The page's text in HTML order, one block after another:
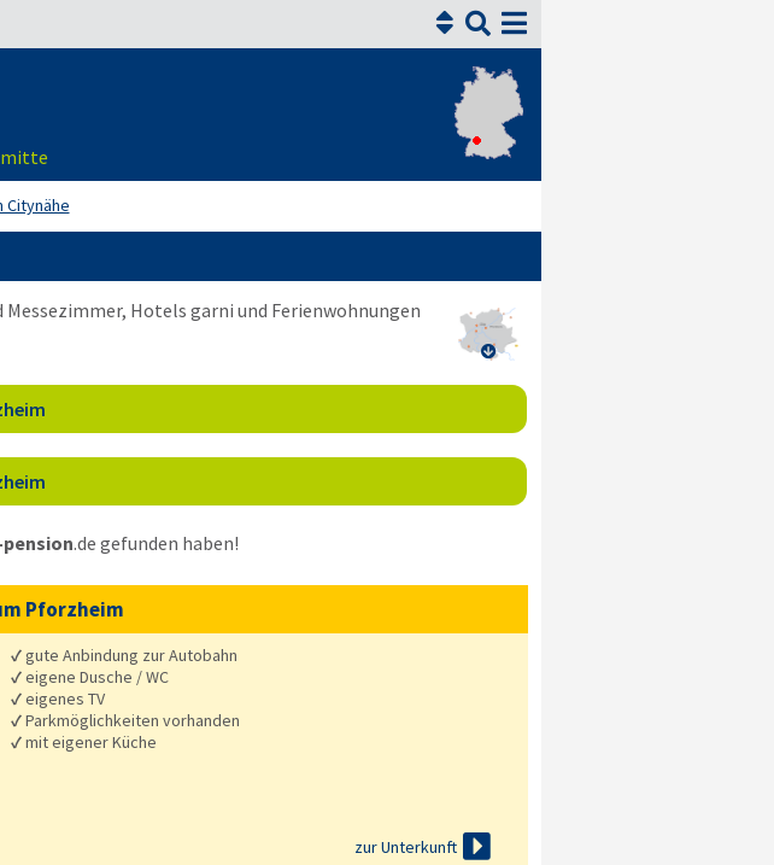


Citynähe

Hotels garni und Ferienwohnungen
.de gefunden haben!
Pforzheim
✓gute Anbindung zur Autobahn
✓eigene Dusche / WC
✓eigenes TV
✓Parkmöglichkeiten vorhanden
✓mit eigener Küche
zur Unterkunft 